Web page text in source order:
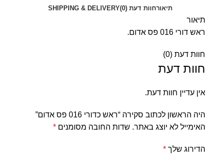
תיאורחוות דעת (0) SHIPPING & DELIVERY
תיאור
ראש דורי 016 פס אדום.
חוות דעת (0)
חוות דעת
אין עדיין חוות דעת.
היה הראשון לכתוב סקירה “ראש כדורי 016 פס אדום”
האימייל לא יוצג באתר. שדות החובה מסומנים *
הדירוג שלך *